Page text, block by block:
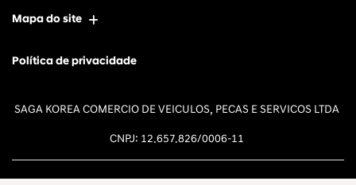
Mapa do site
Política de privacidade
SAGA KOREA COMERCIO DE VEICULOS, PECAS E SERVICOS LTDA
CNPJ: 12.657.826/0006-11